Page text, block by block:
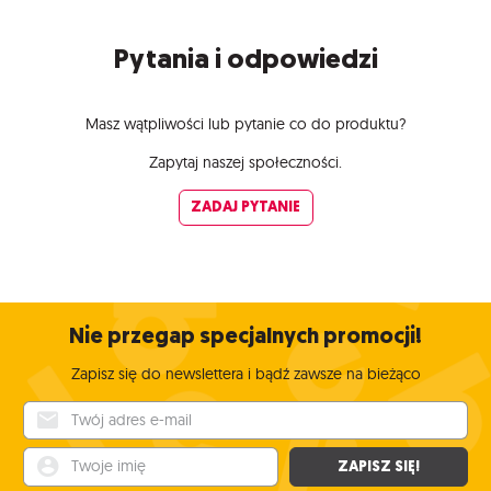
Pytania i odpowiedzi
Masz wątpliwości lub pytanie co do produktu?
Zapytaj naszej społeczności.
ZADAJ PYTANIE
Nie przegap specjalnych promocji!
Zapisz się do newslettera i bądź zawsze na bieżąco
ZAPISZ SIĘ!